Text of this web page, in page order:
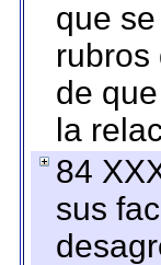
que
rubros
de
la
84
sus